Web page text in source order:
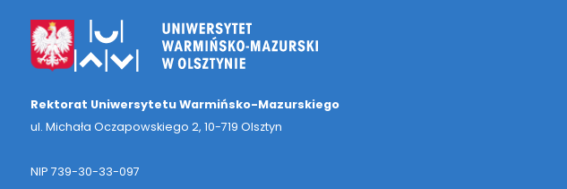
Rektorat Uniwersytetu Warmińsko-Mazurskiego
ul. Michała Oczapowskiego 2, 10-719 Olsztyn
NIP 739-30-33-097